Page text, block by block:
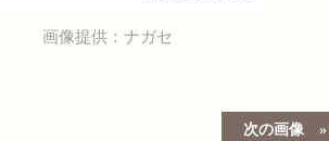
画像提供：ナガセ
次の画像